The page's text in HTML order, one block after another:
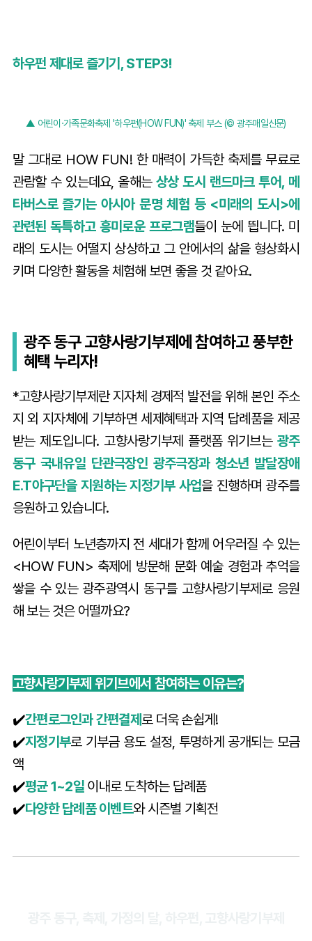
하우펀 제대로 즐기기, STEP3!
▲ 어린이·가족문화축제 '하우펀(HOW FUN)' 축제 부스 (© 광주매일신문)
말 그대로 HOW FUN! 한 매력이 가득한 축제를 무료로
관람할 수 있는데요, 올해는 상상 도시 랜드마크 투어, 메
타버스로 즐기는 아시아 문명 체험 등 <미래의 도시>에
관련된 독특하고 흥미로운 프로그램들이 눈에 띕니다. 미
래의 도시는 어떨지 상상하고 그 안에서의 삶을 형상화시
키며 다양한 활동을 체험해 보면 좋을 것 같아요.
광주 동구 고향사랑기부제에 참여하고 풍부한
혜택 누리자!
*고향사랑기부제란 지자체 경제적 발전을 위해 본인 주소
지 외 지자체에 기부하면 세제혜택과 지역 답례품을 제공
받는 제도입니다. 고향사랑기부제 플랫폼 위기브는 광주
동구 국내유일 단관극장인 광주극장과 청소년 발달장애
E.T야구단을 지원하는 지정기부 사업을 진행하며 광주를
응원하고 있습니다.
어린이부터 노년층까지 전 세대가 함께 어우러질 수 있는
<HOW FUN> 축제에 방문해 문화 예술 경험과 추억을
쌓을 수 있는 광주광역시 동구를 고향사랑기부제로 응원
해 보는 것은 어떨까요?
고향사랑기부제 위기브에서 참여하는 이유는?
✔️간편로그인과 간편결제로 더욱 손쉽게!
✔️지정기부로 기부금 용도 설정, 투명하게 공개되는 모금
액
✔️평균 1~2일이내로 도착하는 답례품
✔️다양한 답례품 이벤트와 시즌별 기획전